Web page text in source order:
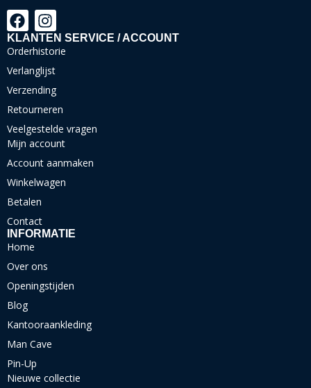
KLANTEN SERVICE / ACCOUNT
Orderhistorie
Verlanglijst
Verzending
Retourneren
Veelgestelde vragen
Mijn account
Account aanmaken
Winkelwagen
Betalen
Contact
INFORMATIE
Home
Over ons
Openingstijden
Blog
Kantooraankleding
Man Cave
Pin-Up
Nieuwe collectie